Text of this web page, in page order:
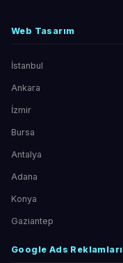
Web Tasarım
İstanbul
Ankara
İzmir
Bursa
Antalya
Adana
Konya
Gaziantep
Google Ads Reklamları